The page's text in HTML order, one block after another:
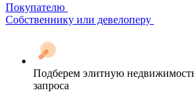
Покупателю
Собственнику или девелоперу
Подберем элитную
запроса